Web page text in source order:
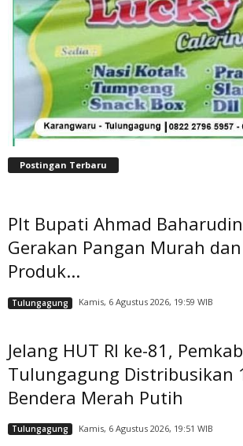
Postingan Terbaru
Plt Bupati Ahmad
Gerakan Pangan Murah
Produk...
Tulungagung Kamis, 6 Agustus 2026, 19:59 WIB
Jelang HUT RI ke-81, Pemkab
Tulungagung Distribusikan
Bendera Merah Putih
Tulungagung Kamis, 6 Agustus 2026, 19:51 WIB